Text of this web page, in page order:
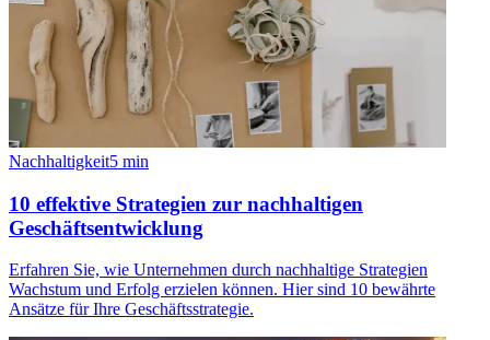
Nachhaltigkeit5 min
10 effektive Strategien zur nachhaltigen
Geschäftsentwicklung
Erfahren Sie, wie Unternehmen durch nachhaltige Strategien
Wachstum und Erfolg erzielen können. Hier sind 10 bewährte
Ansätze für Ihre Geschäftsstrategie.